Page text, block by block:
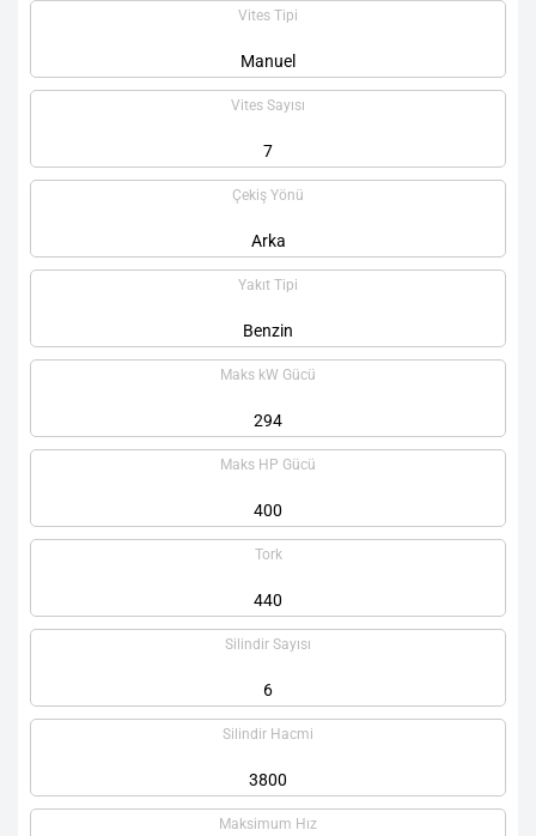
Vites Tipi
Manuel
Vites Sayısı
7
Çekiş Yönü
Arka
Yakıt Tipi
Benzin
Maks kW Gücü
294
Maks HP Gücü
400
Tork
440
Silindir Sayısı
6
Silindir Hacmi
3800
Maksimum Hız